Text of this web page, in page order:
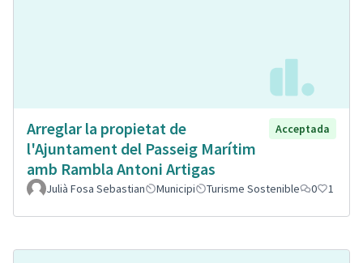
Arreglar la propietat de
l'Ajuntament del Passeig Marítim
amb Rambla Antoni Artigas
Acceptada
Julià Fosa Sebastian Municipi Turisme Sostenible 0 1